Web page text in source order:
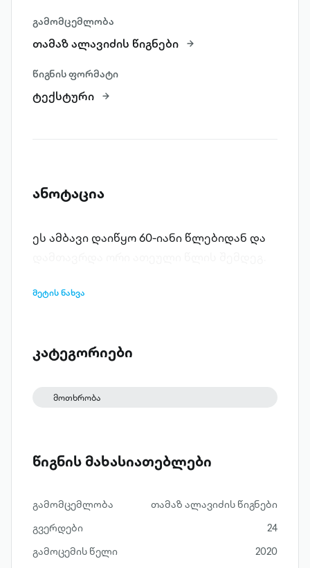
გამომცემლობა
თამაზ ალავიძის წიგნები
წიგნის ფორმატი
ტექსტური
ანოტაცია
ეს ამბავი დაიწყო 60-იანი წლებიდან და
მეტის ნახვა
კატეგორიები
მოთხრობა
წიგნის მახასიათებლები
გამომცემლობა
თამაზ ალავიძის წიგნები
გვერდები
24
გამოცემის წელი
2020